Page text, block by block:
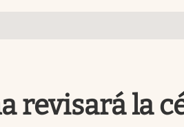
revisará la